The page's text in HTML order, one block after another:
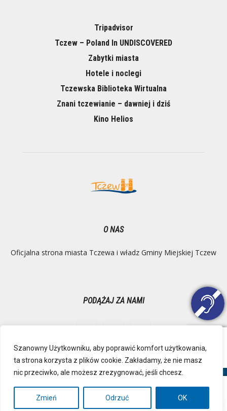
Szanowny Użytkowniku, aby poprawić komfort użytkowania,
ta strona korzysta z plików cookie. Zakładamy, że nie masz
nic przeciwko, ale możesz zrezygnować, jeśli chcesz.
Zmień Odrzuć OK
Tripadvisor
Tczew – Poland In UNDISCOVERED
Zabytki miasta
Hotele i noclegi
Tczewska Biblioteka Wirtualna
Znani tczewianie – dawniej i dziś
Kino Helios
O NAS
Oficjalna strona miasta Tczewa i władz Gminy Miejskiej Tczew
PODĄŻAJ ZA NAMI
Ochrona danych osobowych
Inspektor Danych Osobowych
Polityka Prywatności
Deklaracja dostępności
RSS
Kontakt
© Urząd Miejski, Plac Marszałka Józefa Piłsudskiego 1